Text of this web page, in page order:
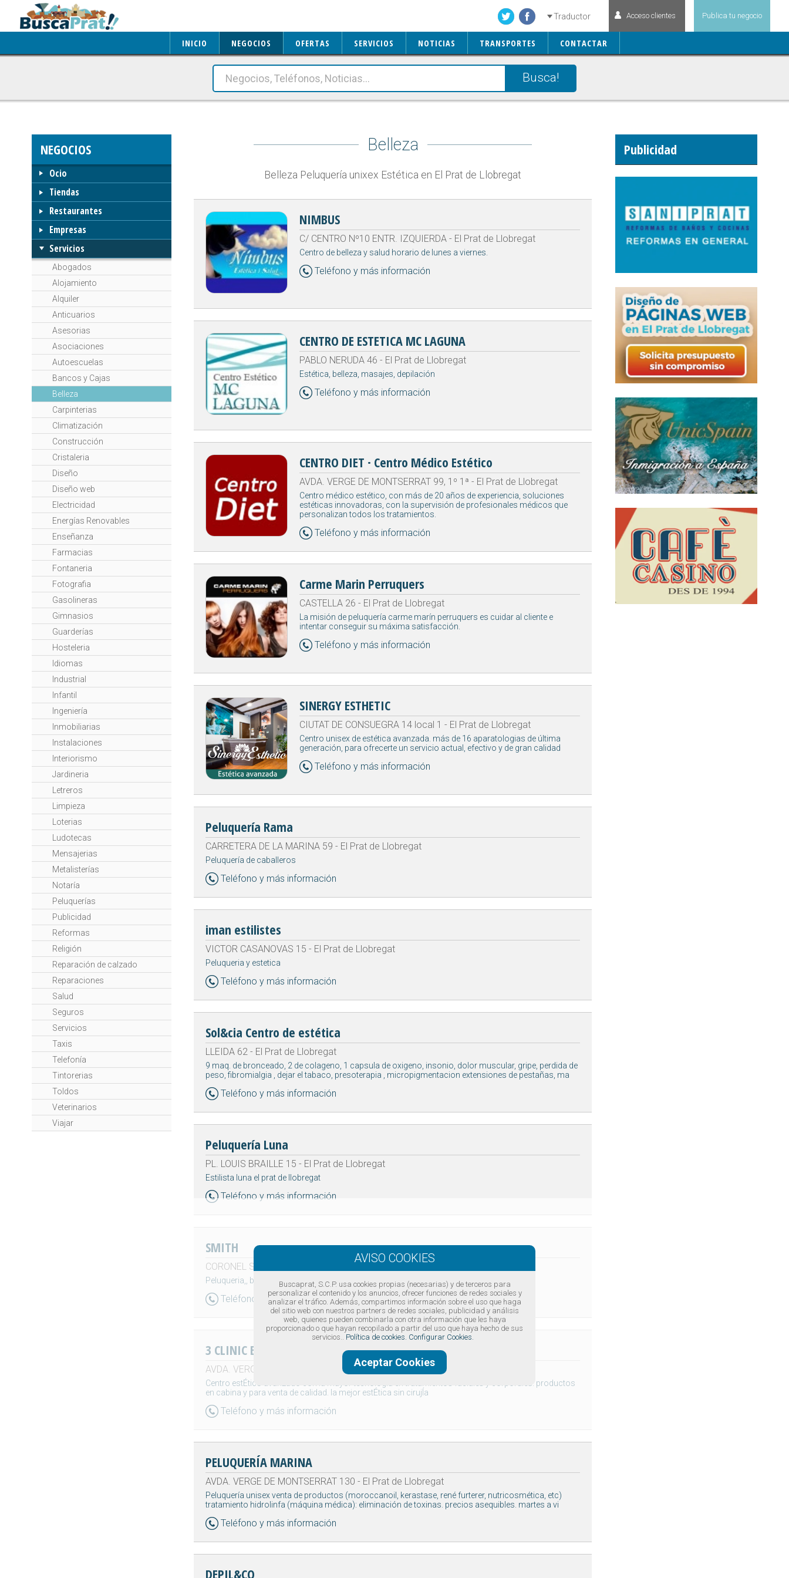
INICIO NEGOCIOS OFERTAS SERVICIOS NOTICIAS TRANSPORTES CONTACTAR
Publica tu negocio
Acceso clientes
Traductor
Busca!
NEGOCIOS
Ocio
Tiendas
Restaurantes
Empresas
Servicios
Abogados
Alojamiento
Alquiler
Anticuarios
Asesorias
Asociaciones
Autoescuelas
Bancos y Cajas
Belleza
Carpinterias
Climatización
Construcción
Cristaleria
Diseño
Diseño web
Electricidad
Energías Renovables
Enseñanza
Farmacias
Fontaneria
Fotografia
Gasolineras
Gimnasios
Guarderías
Hosteleria
Idiomas
Industrial
Infantil
Ingeniería
Inmobiliarias
Instalaciones
Interiorismo
Jardineria
Letreros
Limpieza
Loterias
Ludotecas
Mensajerias
Metalisterías
Notaría
Peluquerías
Publicidad
Reformas
Religión
Reparación de calzado
Reparaciones
Salud
Seguros
Servicios
Taxis
Telefonía
Tintorerias
Toldos
Veterinarios
Viajar
Belleza
Belleza Peluquería unixex Estética en El Prat de Llobregat
NIMBUS
C/ CENTRO Nº10 ENTR. IZQUIERDA - El Prat de Llobregat
Centro de belleza y salud horario de lunes a viernes.
Teléfono y más información
CENTRO DE ESTETICA MC LAGUNA
PABLO NERUDA 46 - El Prat de Llobregat
Estética, belleza, masajes, depilación
Teléfono y más información
CENTRO DIET · Centro Médico Estético
AVDA. VERGE DE MONTSERRAT 99, 1º 1ª - El Prat de Llobregat
Centro médico estético, con más de 20 años de experiencia, soluciones
estéticas innovadoras, con la supervisión de profesionales médicos que
personalizan todos los tratamientos.
Teléfono y más información
Carme Marin Perruquers
CASTELLA 26 - El Prat de Llobregat
La misión de peluquería carme marín perruquers es cuidar al cliente e
intentar conseguir su máxima satisfacción.
Teléfono y más información
SINERGY ESTHETIC
CIUTAT DE CONSUEGRA 14 local 1 - El Prat de Llobregat
Centro unisex de estética avanzada. más de 16 aparatologias de última
generación, para ofrecerte un servicio actual, efectivo y de gran calidad
Teléfono y más información
Peluquería Rama
CARRETERA DE LA MARINA 59 - El Prat de Llobregat
Peluquería de caballeros
Teléfono y más información
iman estilistes
VICTOR CASANOVAS 15 - El Prat de Llobregat
Peluqueria y estetica
Teléfono y más información
Sol&cia Centro de estética
LLEIDA 62 - El Prat de Llobregat
9 maq. de bronceado, 2 de colageno, 1 capsula de oxigeno, insonio, dolor muscular, gripe, perdida de
peso, fibromialgia , dejar el tabaco, presoterapia , micropigmentacion extensiones de pestañas, ma
Teléfono y más información
Peluquería Luna
PL. LOUIS BRAILLE 15 - El Prat de Llobregat
Estilista luna el prat de llobregat
Teléfono y más información
SMITH
CORONEL SANFELIU 70 - El Prat de Llobregat
Peluqueria,, barber-shop, tienda de productos y complementos
Teléfono y más información
3 CLINIC BELLEZA SALUD BIENESTAR
AVDA. VERGE DE MONTSERRAT 207 - El Prat de Llobregat
Centro estÉtico avanzado con la mayor tecnologÍa en tratamientos faciales y corporales. productos
en cabina y para venta de calidad. la mejor estÉtica sin cirujÍa
Teléfono y más información
PELUQUERÍA MARINA
AVDA. VERGE DE MONTSERRAT 130 - El Prat de Llobregat
Peluquería unisex venta de productos (moroccanoil, kerastase, rené furterer, nutricosmética, etc)
tratamiento hidrolinfa (máquina médica): eliminación de toxinas. precios asequibles. martes a vi
Teléfono y más información
DEPIL&CO
Publicidad
Buscaprat, S.C.P. usa cookies propias (necesarias) y de terceros para
personalizar el contenido y los anuncios, ofrecer funciones de redes sociales y
analizar el tráfico. Además, compartimos información sobre el uso que haga
del sitio web con nuestros partners de redes sociales, publicidad y análisis
web, quienes pueden combinarla con otra información que les haya
proporcionado o que hayan recopilado a partir del uso que haya hecho de sus
servicios.. Política de cookies. Configurar Cookies.
Aceptar Cookies